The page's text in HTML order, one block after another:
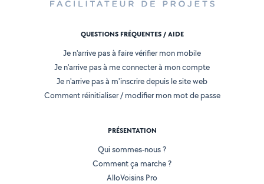
QUESTIONS FRÉQUENTES / AIDE
Je n'arrive pas à faire vérifier mon mobile
Je n'arrive pas à me connecter à mon compte
Je n'arrive pas à m'inscrire depuis le site web
Comment réinitialiser / modifier mon mot de passe
PRÉSENTATION
Qui sommes-nous ?
Comment ça marche ?
AlloVoisins Pro